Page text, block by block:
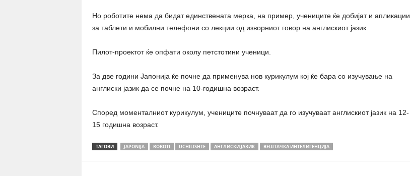
Но роботите нема да бидат единствената мерка, на пример, учениците ќе добијат и апликации
за таблети и мобилни телефони со лекции од изворниот говор на англискиот јазик.
Пилот-проектот ќе опфати околу петстотини ученици.
За две години Јапонија ќе почне да применува нов курикулум кој ќе бара со изучување на
англиски јазик да се почне на 10-годишна возраст.
Според моменталниот курикулум, учениците почнуваат да го изучуваат англискиот јазик на 12-
15 годишна возраст.
ТАГОВИ JAPONIJA ROBOTI UCHILISHTE АНГЛИСКИ ЈАЗИК ВЕШТАЧКА ИНТЕЛИГЕНЦИЈА